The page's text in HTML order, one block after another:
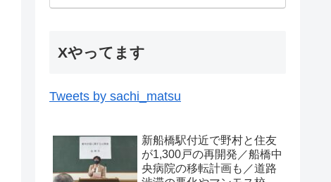
Xやってます
Tweets by sachi_matsu
新船橋駅付近で野村と住友
が1,300戸の再開発／船橋中
央病院の移転計画も／道路